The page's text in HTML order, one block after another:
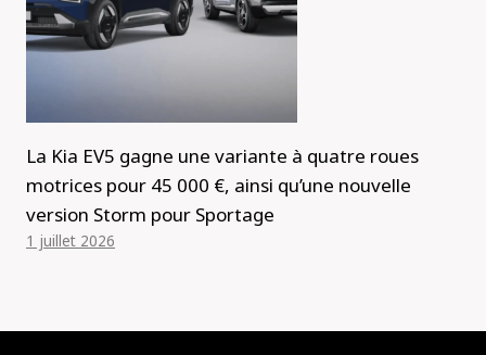
La Kia EV5 gagne une variante à quatre roues
motrices pour 45 000 €, ainsi qu’une nouvelle
version Storm pour Sportage
1 juillet 2026